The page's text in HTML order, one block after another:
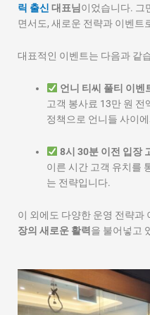
릭 출신 대표님 이었습니다. 그
면서도, 새로운 전략과 이벤트
대표적인 이벤트는 다음과 같
언니 티씨 풀티 이벤
고객 봉사료 13만 원 전
정책으로 언니들 사이
8시 30분 이전 입장
이른 시간 고객 유치를
는 전략입니다.
이 외에도 다양한 운영 전략과
장의 새로운 활력 을 불어넣고